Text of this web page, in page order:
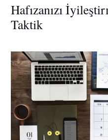
Hafızanızı
Taktik